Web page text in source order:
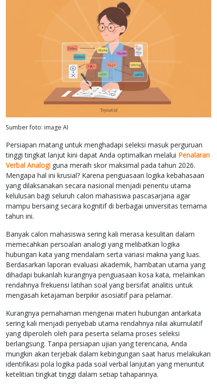
Sumber foto: image AI
Persiapan matang untuk menghadapi seleksi masuk perguruan
tinggi tingkat lanjut kini dapat Anda optimalkan melalui Penalaran
Verbal Analogi guna meraih skor maksimal pada tahun 2026.
Mengapa hal ini krusial? Karena penguasaan logika kebahasaan
yang dilaksanakan secara nasional menjadi penentu utama
kelulusan bagi seluruh calon mahasiswa pascasarjana agar
mampu bersaing secara kognitif di berbagai universitas ternama
tahun ini.
Banyak calon mahasiswa sering kali merasa kesulitan dalam
memecahkan persoalan analogi yang melibatkan logika
hubungan kata yang mendalam serta variasi makna yang luas.
Berdasarkan laporan evaluasi akademik, hambatan utama yang
dihadapi bukanlah kurangnya penguasaan kosa kata, melainkan
rendahnya frekuensi latihan soal yang bersifat analitis untuk
mengasah ketajaman berpikir asosiatif para pelamar.
Kurangnya pemahaman mengenai materi hubungan antarkata
sering kali menjadi penyebab utama rendahnya nilai akumulatif
yang diperoleh oleh para peserta selama proses seleksi
berlangsung. Tanpa persiapan ujian yang terencana, Anda
mungkin akan terjebak dalam kebingungan saat harus melakukan
identifikasi pola logika pada soal verbal lanjutan yang menuntut
ketelitian tingkat tinggi dalam setiap tahapannya.